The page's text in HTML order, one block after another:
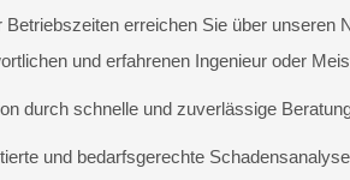
Betriebszeiten erreichen Sie über unseren
und erfahrenen Ingenieur oder
durch schnelle und zuverlässige
und bedarfsgerechte Schadensanalyse